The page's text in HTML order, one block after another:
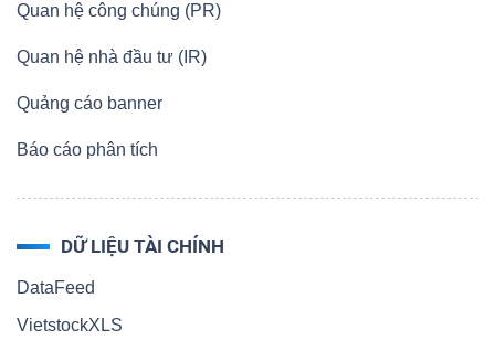
Quan hệ công chúng (PR)
Quan hệ nhà đầu tư (IR)
Quảng cáo banner
Báo cáo phân tích
DỮ LIỆU TÀI CHÍNH
DataFeed
VietstockXLS